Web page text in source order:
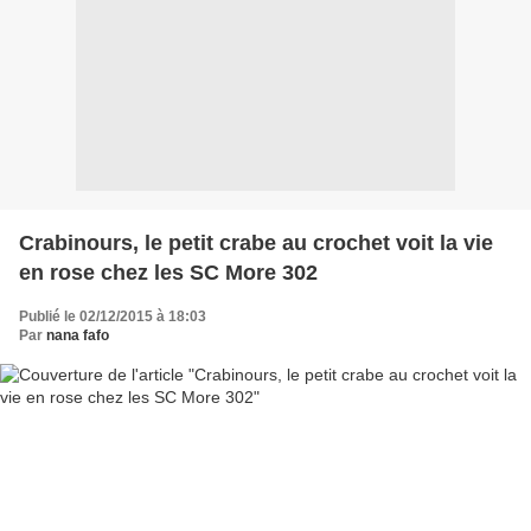
Crabinours, le petit crabe au crochet voit la vie
en rose chez les SC More 302
Publié le 02/12/2015 à 18:03
Par nana fafo